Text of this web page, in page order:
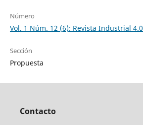
Número
Vol. 1 Núm. 12 (6): Revista Industrial 4.0
Sección
Propuesta
Contacto